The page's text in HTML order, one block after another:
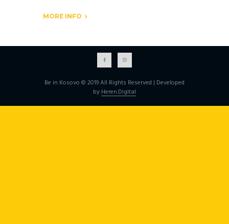
MORE INFO
Be in Kosovo © 2019 All Rights Reserved | Developed
by Heren.Digital